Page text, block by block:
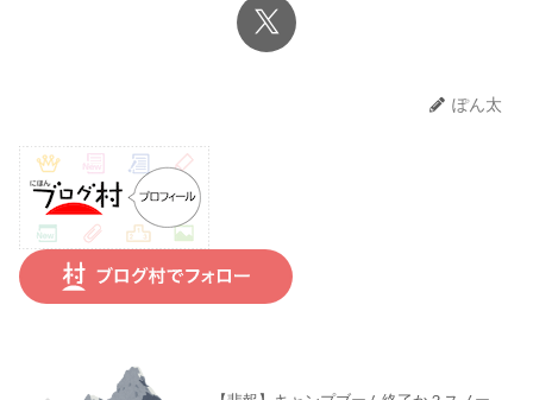
ぽん太